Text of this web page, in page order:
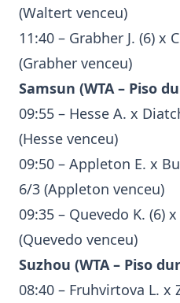
(Waltert venceu)
11:40 – Grabher J. (6) x
(Grabher venceu)
Samsun (WTA– Piso
09:55 – Hesse A. x
(Hesse venceu)
09:50 – Appleton E. x
6/3 (Appleton venceu)
09:35 – Quevedo K. (6)
(Quevedo venceu)
Suzhou (WTA– Piso
08:40 – Fruhvirtova L. x